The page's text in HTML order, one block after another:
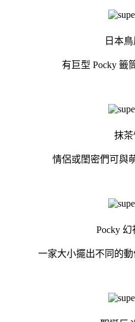
日本
有巨型 Pocky 籤
抹
情侶或閨密們可與
Pocky
一家大小擺出不同的動